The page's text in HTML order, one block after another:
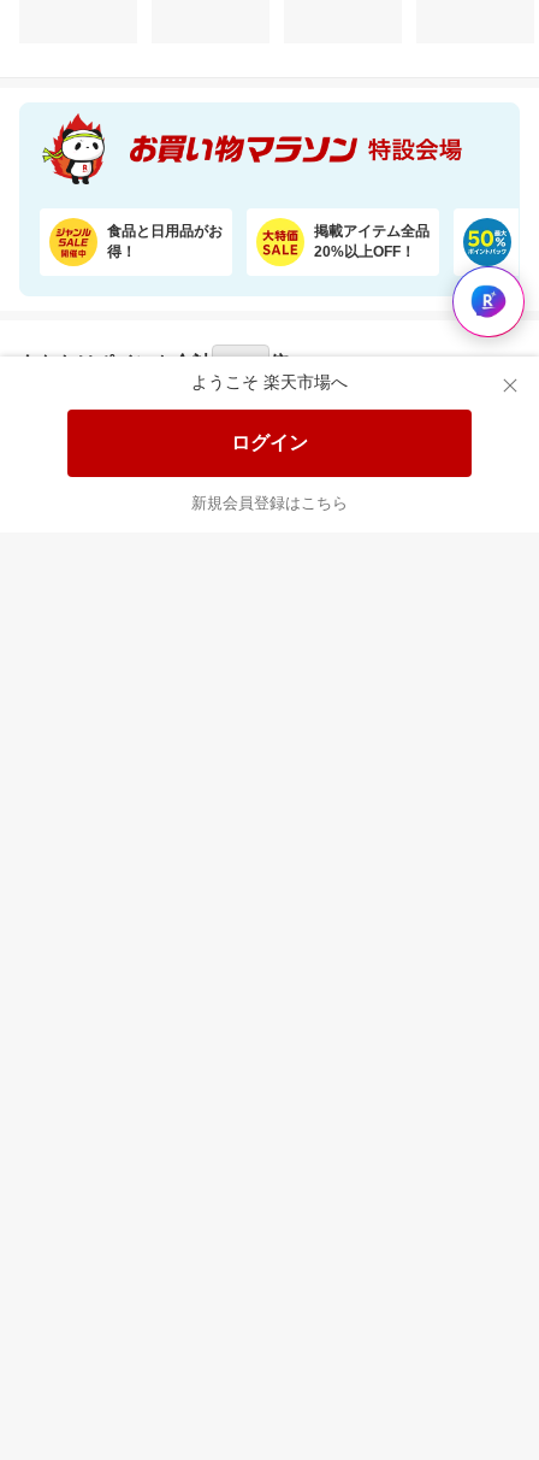
ようこそ 楽天市場へ
ログイン
新規会員登録はこちら
食品と日用品がお
得！
掲載アイテム全品
20%以上OFF！
あなたはポイント 合計 倍